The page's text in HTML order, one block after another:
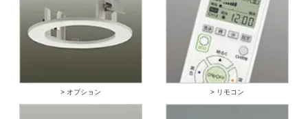
> オプション > リモコン